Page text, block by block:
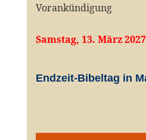
Vorankündigung
Samstag, 13. März 2027
Endzeit-Bibeltag in